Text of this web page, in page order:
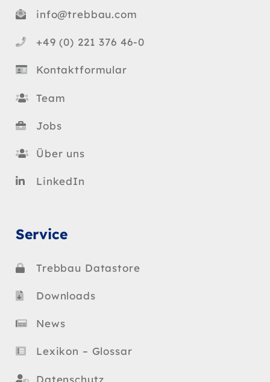
info@trebbau.com
+49 (0) 221 376 46-0
Kontaktformular
Team
Jobs
Über uns
LinkedIn
Service
Trebbau Datastore
Downloads
News
Lexikon – Glossar
Datenschutz